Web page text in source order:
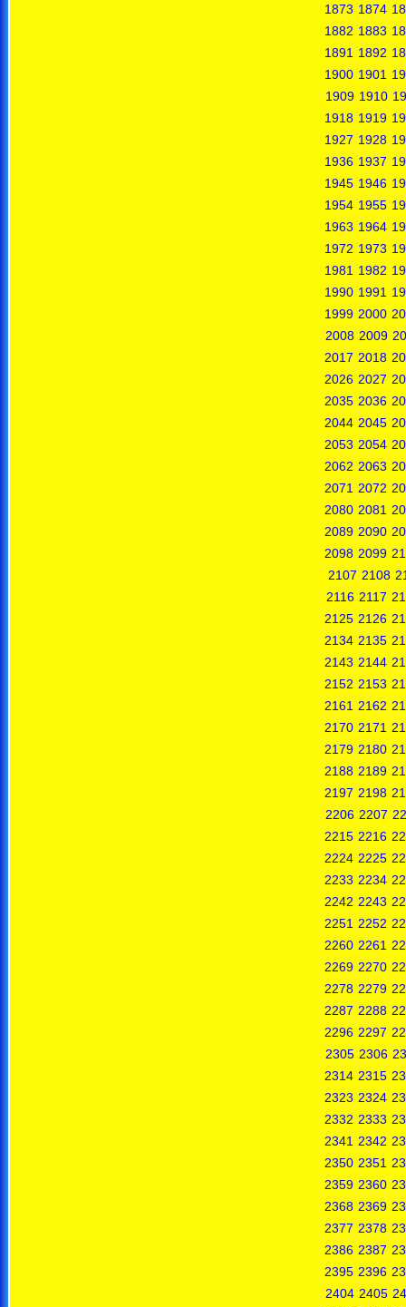
1873 1874
1882 1883
1891 1892
1900 1901
1909 1910
1918 1919
1927 1928
1936 1937
1945 1946
1954 1955
1963 1964
1972 1973
1981 1982
1990 1991
1999 2000
2008 2009
2017 2018
2026 2027
2035 2036
2044 2045
2053 2054
2062 2063
2071 2072
2080 2081
2089 2090
2098 2099
2107 2108
2116 2117
2125 2126
2134 2135
2143 2144
2152 2153
2161 2162
2170 2171
2179 2180
2188 2189
2197 2198
2206 2207
2215 2216
2224 2225
2233 2234
2242 2243
2251 2252
2260 2261
2269 2270
2278 2279
2287 2288
2296 2297
2305 2306
2314 2315
2323 2324
2332 2333
2341 2342
2350 2351
2359 2360
2368 2369
2377 2378
2386 2387
2395 2396
2404 2405